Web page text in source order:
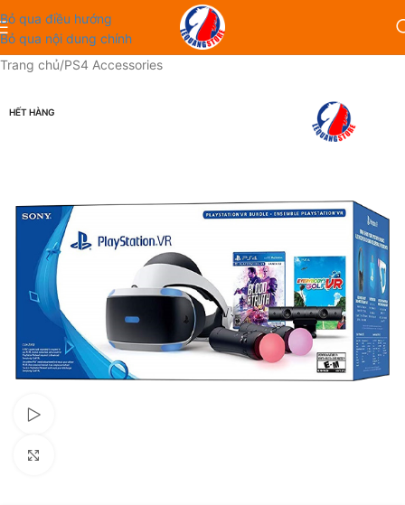
Bỏ qua điều hướng
Bỏ qua nội dung chính
Trang chủ/PS4 Accessories
HẾT HÀNG